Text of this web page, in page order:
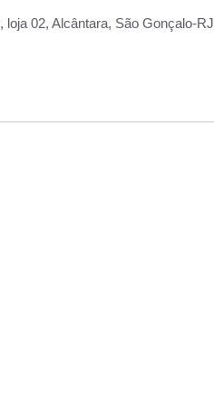
loja 02, Alcântara, São Gonçalo-RJ